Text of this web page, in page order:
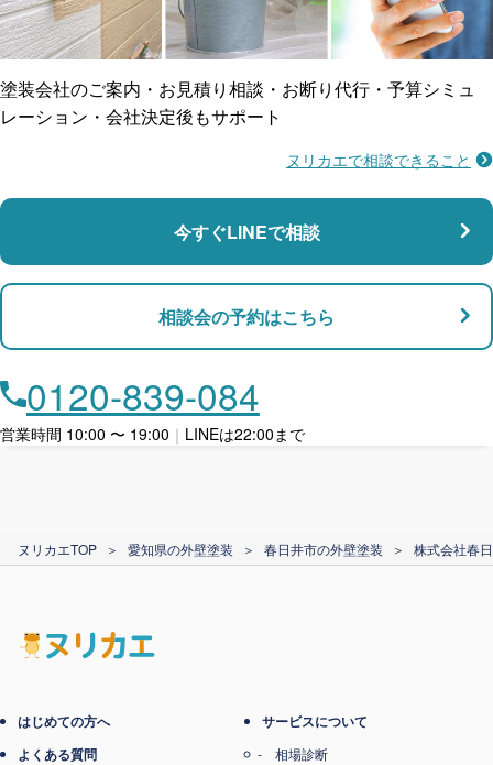
ご近所トラブルに
賠償保険
支払い対応
ローン利用
カード支払い
防水工事
マンション・アパート対応
店舗・事務所対応
塗装会社のご案内・お見積り相談・お断り代行・予算シミュ
レーション・会社決定後もサポート
ヌリカエで相談できること
今すぐLINEで相談
相談会の予約はこちら
0120-839-084
営業時間 10:00 〜 19:00 ｜ LINEは22:00まで
ヌリカエTOP ＞ 愛知県の外壁塗装 ＞ 春日井市の外壁塗装 ＞ 株式会社春
はじめての方へ
よくある質問
サービスについて
相場診断